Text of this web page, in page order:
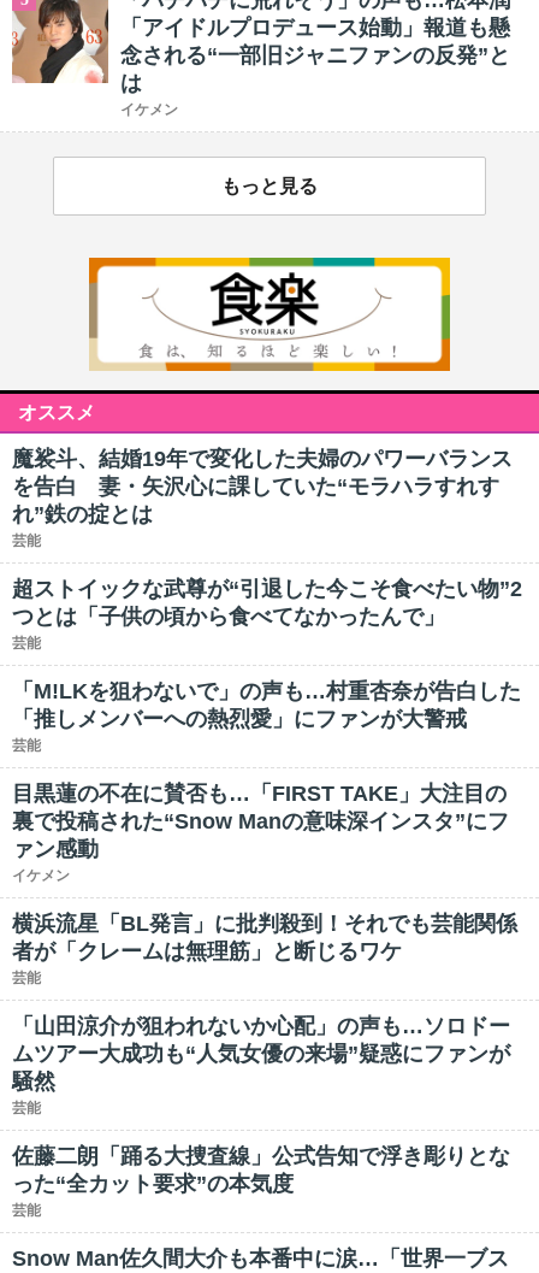
「アイドルプロデュース始動」報道も懸
念される“一部旧ジャニファンの反発”と
は
イケメン
もっと見る
オススメ
魔裟斗、結婚19年で変化した夫婦のパワーバランス
を告白 妻・矢沢心に課していた“モラハラすれす
れ”鉄の掟とは
芸能
超ストイックな武尊が“引退した今こそ食べたい物”2
つとは「子供の頃から食べてなかったんで」
芸能
「M!LKを狙わないで」の声も…村重杏奈が告白した
「推しメンバーへの熱烈愛」にファンが大警戒
芸能
目黒蓮の不在に賛否も…「FIRST TAKE」大注目の
裏で投稿された“Snow Manの意味深インスタ”にフ
ァン感動
イケメン
横浜流星「BL発言」に批判殺到！それでも芸能関係
者が「クレームは無理筋」と断じるワケ
芸能
「山田涼介が狙われないか心配」の声も…ソロドー
ムツアー大成功も“人気女優の来場”疑惑にファンが
騒然
芸能
佐藤二朗「踊る大捜査線」公式告知で浮き彫りとな
った“全カット要求”の本気度
芸能
Snow Man佐久間大介も本番中に涙…「世界一ブス